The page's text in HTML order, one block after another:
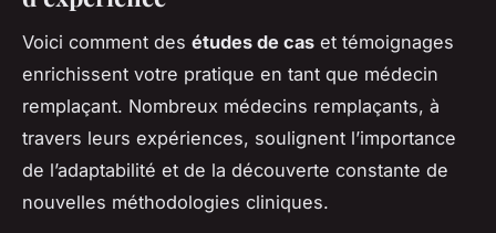
Voici comment des études de cas et témoignages
enrichissent votre pratique en tant que médecin
remplaçant. Nombreux médecins remplaçants, à
travers leurs expériences, soulignent l’importance
de l’adaptabilité et de la découverte constante de
nouvelles méthodologies cliniques.